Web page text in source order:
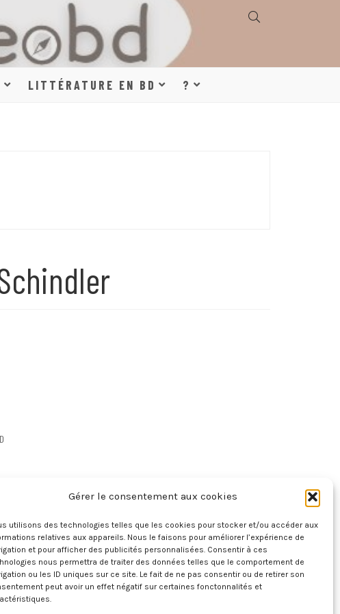
Gérer le consentement aux cookies
utilisons des technologies telles que les cookies pour stocker et/ou accéder aux
relatives aux appareils. Nous le faisons pour améliorer l’expérience de
et pour afficher des publicités personnalisées. Consentir à ces
nous permettra de traiter des données telles que le comportement de
ou les ID uniques sur ce site. Le fait de ne pas consentir ou de retirer son
peut avoir un effet négatif sur certaines fonctonnalités et
GÉOGRAPHIE,
LITTÉRATURE
LITTÉRATURE EN BD ?